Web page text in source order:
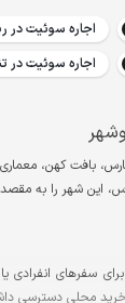
اجاره سوئیت در
اجاره سوئیت در
بافت کهن،
این شهر را به
سفرهای
محلی دسترسی